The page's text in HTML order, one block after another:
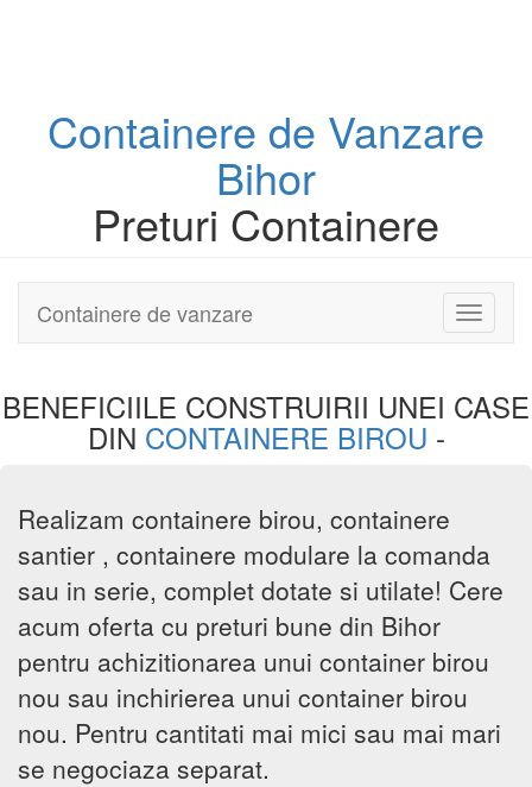
Containere de Vanzare
Bihor
Preturi Containere
Toggle
Containere de vanzare
BENEFICIILE CONSTRUIRII UNEI CASE
DIN CONTAINERE BIROU -
Realizam containere birou, containere
santier , containere modulare la comanda
sau in serie, complet dotate si utilate! Cere
acum oferta cu preturi bune din Bihor
pentru achizitionarea unui container birou
nou sau inchirierea unui container birou
nou. Pentru cantitati mai mici sau mai mari
se negociaza separat.